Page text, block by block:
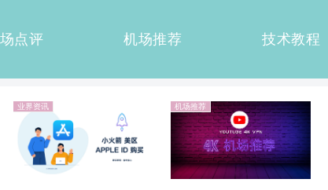
点评 机场推荐 技术教程
业界资讯 机场推荐